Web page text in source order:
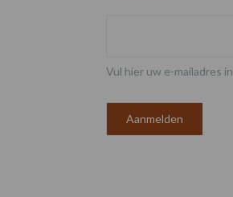
Vul hier uw e-mailadres in